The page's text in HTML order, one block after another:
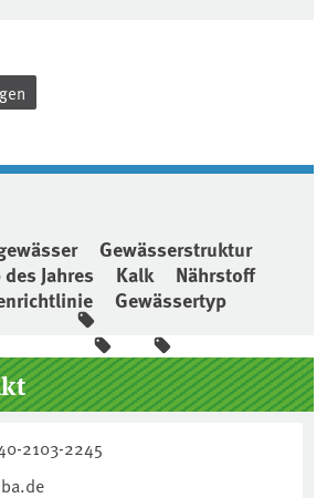
Gewässerstruktur
Jahres
Kalk
Nährstoff
Gewässertyp
2103-2245